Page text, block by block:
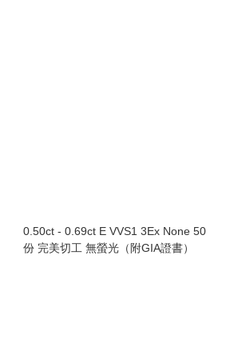
0.50ct - 0.69ct E VVS1 3Ex None 50
份 完美切工 無螢光（附GIA證書）